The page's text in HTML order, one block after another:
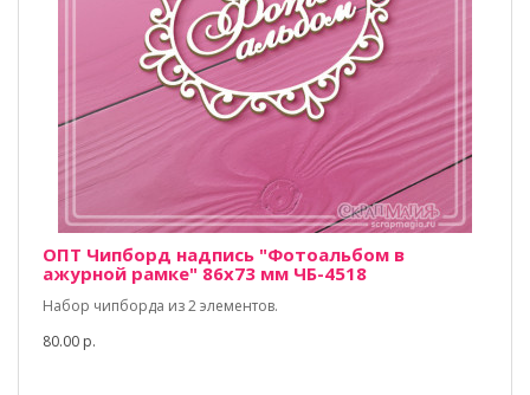
ОПТ Чипборд надпись "Фотоальбом в
ажурной рамке" 86х73 мм ЧБ-4518
Набор чипборда из 2 элементов.
80.00 р.